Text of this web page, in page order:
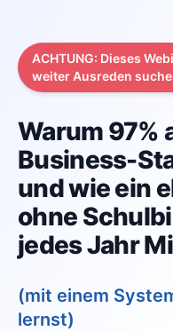
ACHTUNG: Dieses
weiter Ausreden
Warum 97%
Business-
und wie ein
ohne
jedes Jahr
(mit einem
lernst)